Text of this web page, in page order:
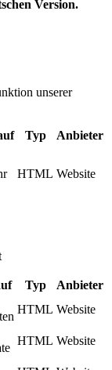
Version.
unserer
Typ Anbieter
HTML Website
Typ
Anbieter
HTML Website
HTML Website